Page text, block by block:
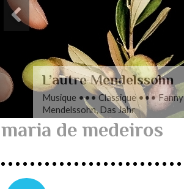
L’autre Mendelssohn
Musique ••• Classique ••• Fanny
Mendelssohn, Das Jahr
maria de medeiros